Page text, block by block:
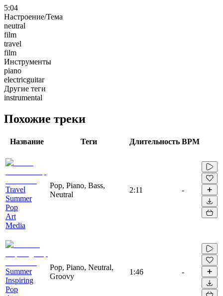
5:04
Настроение/Тема
neutral
film
travel
film
Инструменты
piano
electricguitar
Другие теги
instrumental
Похожие треки
Название Теги Длительность BPM
Travel
Summer
Pop
Art
Media
Pop, Piano, Bass,
Neutral
2:11 -
Summer
Inspiring
Pop
Pop, Piano, Neutral,
Groovy
1:46 -